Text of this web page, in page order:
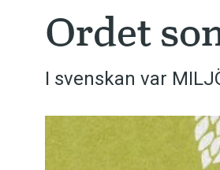
Ordet
I svenskan var